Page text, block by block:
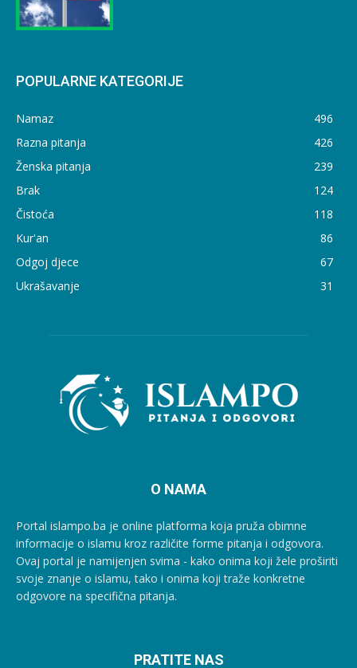
POPULARNE KATEGORIJE
Namaz
496
Razna pitanja
426
Ženska pitanja
239
Brak
124
Čistoća
118
Kur'an
86
Odgoj djece
67
Ukrašavanje
31
O NAMA
Portal islampo.ba je online platforma koja pruža obimne
informacije o islamu kroz različite forme pitanja i odgovora.
Ovaj portal je namijenjen svima - kako onima koji žele proširiti
svoje znanje o islamu, tako i onima koji traže konkretne
odgovore na specifična pitanja.
PRATITE NAS